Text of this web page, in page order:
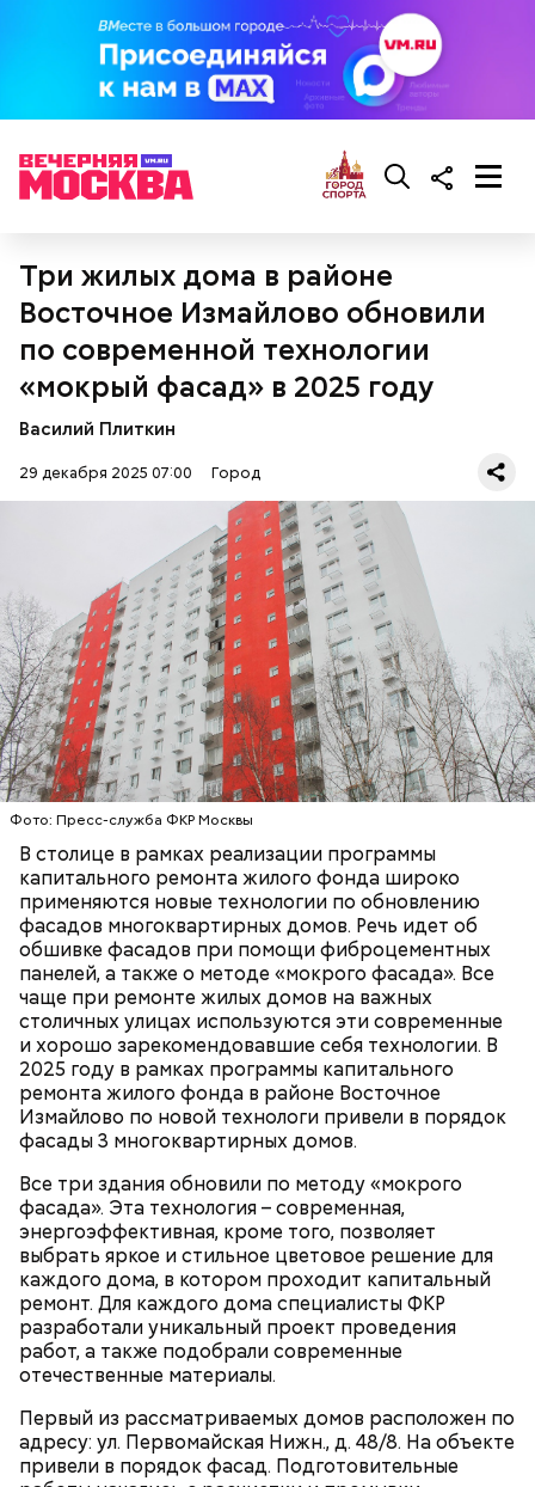
Три жилых дома в районе
Восточное Измайлово обновили
по современной технологии
«мокрый фасад» в 2025 году
Василий Плиткин
29 декабря 2025 07:00 Город
Фото: Пресс-служба ФКР Москвы
В столице в рамках реализации программы
капитального ремонта жилого фонда широко
применяются новые технологии по обновлению
фасадов многоквартирных домов. Речь идет об
обшивке фасадов при помощи фиброцементных
панелей, а также о методе «мокрого фасада». Все
чаще при ремонте жилых домов на важных
столичных улицах используются эти современные
и хорошо зарекомендовавшие себя технологии. В
2025 году в рамках программы капитального
ремонта жилого фонда в районе Восточное
Измайлово по новой технологи привели в порядок
фасады 3 многоквартирных домов.
Все три здания обновили по методу «мокрого
фасада». Эта технология – современная,
энергоэффективная, кроме того, позволяет
выбрать яркое и стильное цветовое решение для
каждого дома, в котором проходит капитальный
ремонт. Для каждого дома специалисты ФКР
разработали уникальный проект проведения
работ, а также подобрали современные
отечественные материалы.
Первый из рассматриваемых домов расположен по
адресу: ул. Первомайская Нижн., д. 48/8. На объекте
привели в порядок фасад. Подготовительные
«Президентский оркестр России. Как звучит
Рождество»
В Московском международном доме музыки
пройдет концерт Президентского оркестра
Российской Федерации «Как звучит Рождество».
Вместе с детским хором «Московские
колокольчики» и ведущей — музыковедом Еленой
Зайцевой — зрители отправятся в музыкальное
путешествие по рождественским традициям
разных стран.
Когда: 28 декабря.
Где: Космодамианская набережная, дом 52,
строение 8.